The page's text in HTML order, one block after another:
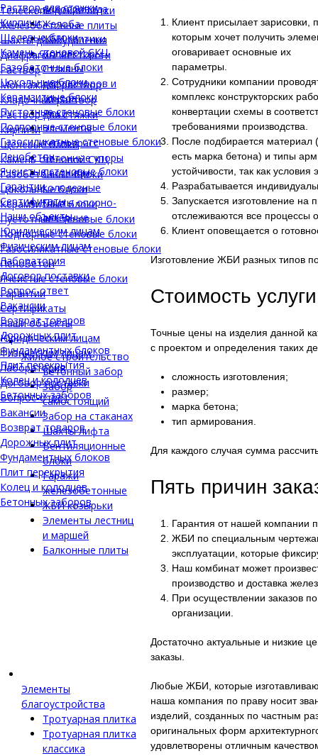
Раствор для стяжки
Кирпичи
Щелевые блоки
Камень стеновой СКЦ
Газобетонные блоки
Цокольные блоки
Керамзитные блоки
Пустотные стеновые блоки
Подпорные стеновые блоки
Газосиликатные стеновые блоки
Пенобетон
Ячеистые стеновые блоки
Гарантии
Сертификаты
Наши объекты
Юридическим лицам
Физическим лицам
Лаборатория
Договор поставки
Вопрос-ответ
Вакансии
Возврат товаров
Дорожных плит
Фундаментных блоков
Плит перекрытия
Колец и колодцев
Бетонных заборов
Телескопические лотки
Железобетонные плиты
Шахты дымоудаления
Диафрагмы жесткости
Раствор
Монтажный раствор
Кладочный раствор
Раствор для стяжки
Кирпичи
Щелевые блоки
Камень стеновой СКЦ
Газобетонные блоки
Цокольные блоки
Керамзитные блоки
Пустотные стеновые блоки
Подпорные стеновые блоки
Газосиликатные стеновые блоки
Пенобетон
Ячеистые стеновые блоки
Гарантии
Сертификаты
Наши объекты
Юридическим лицам
Физическим лицам
Лаборатория
Договор поставки
Вопрос-ответ
Вакансии
Возврат товаров
Дорожных плит
Фундаментных блоков
Плит перекрытия
Колец и колодцев
Бетонных заборов
водопровода
Желоба
ЖБИ септики
Коллекторы
Стаканы
дефлекторов и
зонтов
Люки
Элементы
теплотрасс
Бетонные упоры
Лестницы
колодезные
Плиты опорно-
анкерные
Жилое строительство
Бетонный забор
Забор
самостоящий
Забор на стаканах
Шахты лифта
Вентиляционные
блоки
Гаражи
железобетонные
ЖБИ козырьки
Элементы лестниц
и маршей
Балконные плиты
Элементы
благоустройства
Тротуарная плитка
Тротуарная плитка
классика
Клиент присылает зарисовки,
которым хочет получить
оговаривает основные их
параметры.
Сотрудники компании
комплекс конструкторских
конвертации схемы в
требованиями производства.
После подбирается материал
есть марка бетона) и типы
устойчивости, так как
Разрабатывается
Запускается изготовление
отслеживаются все процессы
Клиент оповещается о
Изготовление ЖБИ разных типов
Стоимость
Точные цены на изделия данной
с проектом и определения таких
сложность изготовления;
размер;
марка бетона;
тип армирования.
Для каждого случая сумма
Пять причин
Гарантия от нашей компании
ЖБИ по специальным
эксплуатации, которые
Наш комбинат может
производство и доставка
При осуществлении заказов
организации.
Достаточно актуальные и низкие
заказы.
Любые ЖБИ, которые
наша компания по праву носит
изделий, созданных по частным
оригинальных форм
удовлетворены отличным